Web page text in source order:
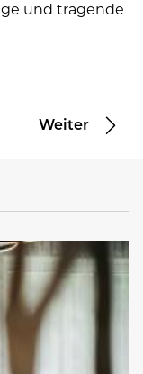
und tragende
Weiter